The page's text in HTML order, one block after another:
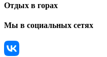
Отдых в горах
Мы в социальных сетях